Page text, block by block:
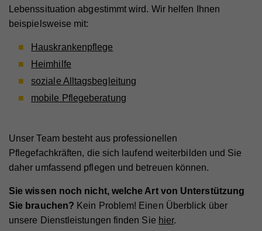
Lebenssituation abgestimmt wird. Wir helfen Ihnen
beispielsweise mit:
Hauskrankenpflege
Heimhilfe
soziale Alltagsbegleitung
mobile Pflegeberatung
Unser Team besteht aus professionellen
Pflegefachkräften, die sich laufend weiterbilden und Sie
daher umfassend pflegen und betreuen können.
Sie wissen noch nicht, welche Art von Unterstützung
Sie brauchen? Kein Problem! Einen Überblick über
unsere Dienstleistungen finden Sie hier.